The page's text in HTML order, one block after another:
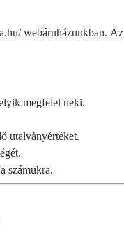
webáruházunkban.
megfelel neki.
utalványértéket.
számukra.